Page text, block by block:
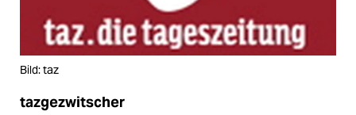
Bild: taz
tazgezwitscher